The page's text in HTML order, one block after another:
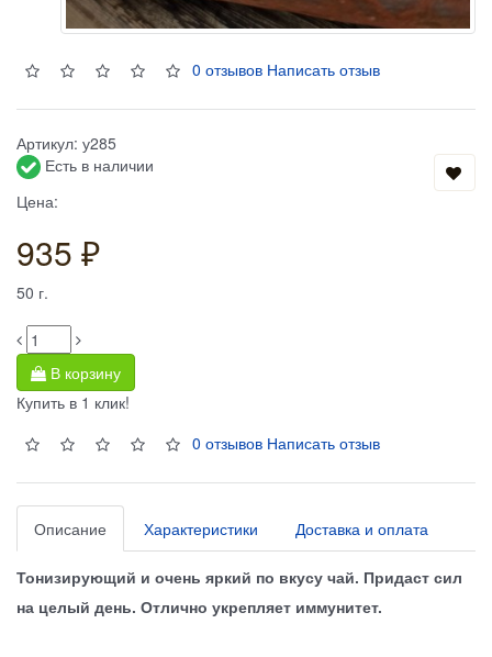
0 отзывов Написать отзыв
Артикул: у285
Есть в наличии
Цена:
935 ₽
50 г.
В корзину
Купить в 1 клик!
0 отзывов Написать отзыв
Описание Характеристики Доставка и оплата
Тонизирующий и очень яркий по вкусу чай. Придаст сил
на целый день. Отлично укрепляет иммунитет.